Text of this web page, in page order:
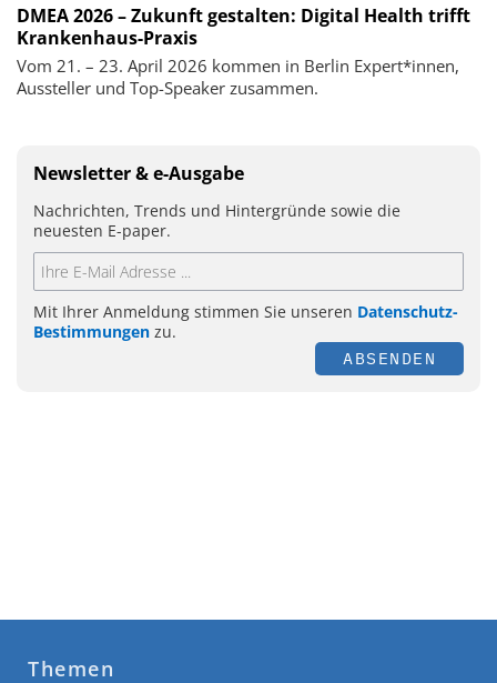
DMEA 2026 – Zukunft gestalten: Digital Health trifft
Krankenhaus-Praxis
Vom 21. – 23. April 2026 kommen in Berlin Expert*innen,
Aussteller und Top-Speaker zusammen.
Newsletter & e-Ausgabe
Nachrichten, Trends und Hintergründe sowie die
neuesten E-paper.
Mit Ihrer Anmeldung stimmen Sie unseren Datenschutz-
Bestimmungen zu.
ABSENDEN
Themen